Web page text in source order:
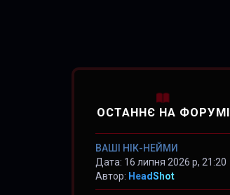
ОСТАННЄ НА ФОРУМІ
ВАШІ НІК-НЕЙМИ
Дата: 16 липня 2026 р, 21:20
Автор: HeadShot